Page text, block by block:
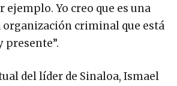
ejemplo. Yo creo que es una
organización criminal que está
presente”.
del líder de Sinaloa, Ismael